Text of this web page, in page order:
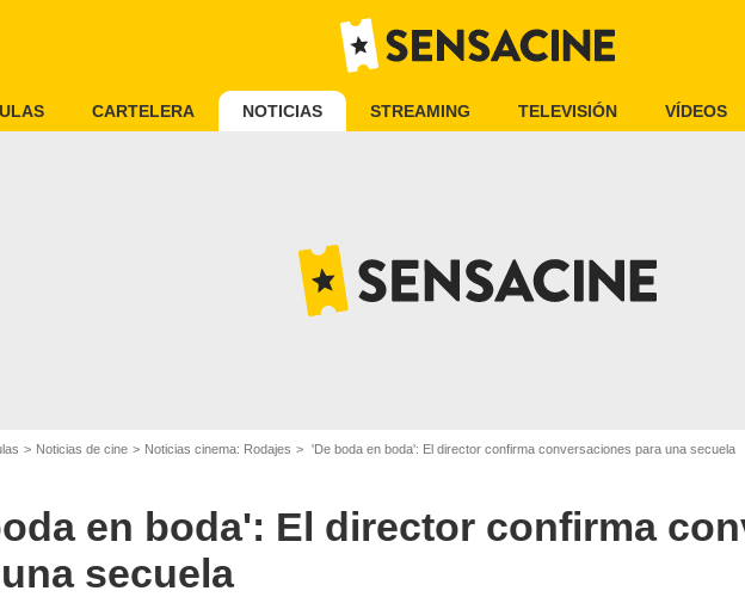
CARTELERA NOTICIAS STREAMING TELEVISIÓN VÍDEOS
Noticias de cine Noticias cinema: Rodajes 'De boda en boda': El director confirma conversaciones para una secuela
en boda': El director confirma
secuela